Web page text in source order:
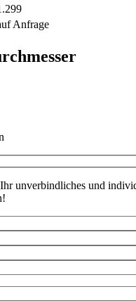
Anfrage
unverbindliches und